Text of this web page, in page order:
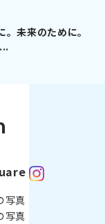
。未来のために。